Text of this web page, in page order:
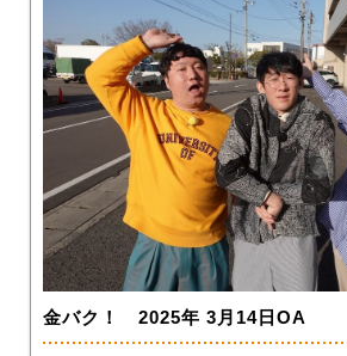
金バク！ 2025年 3月14日OA